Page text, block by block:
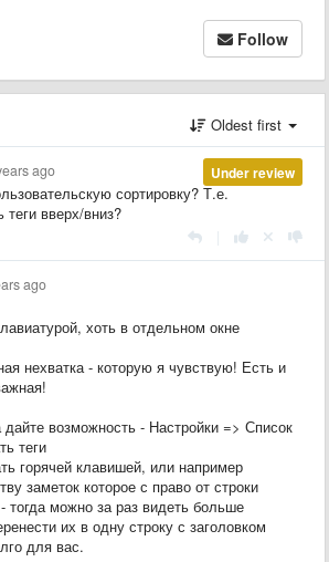
Follow
Oldest first
Under review
ago
сортировку? Т.е.
теги вверх/вниз?
ago
хоть в отдельном окне
нехватка - которую я чувствую! Есть и
возможность - Настройки => Список
теги
горячей клавишей, или например
заметок которое с право от строки
тогда можно за раз видеть больше
их в одну строку с заголовком
для вас.